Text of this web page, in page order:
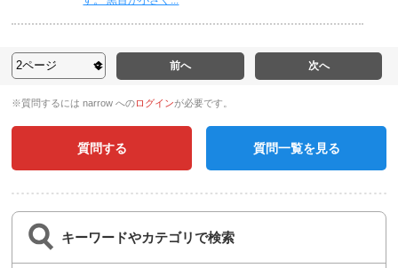
前へ 次へ
※質問するには narrow へのログインが必要です。
質問する 質問一覧を見る
キーワードやカテゴリで検索